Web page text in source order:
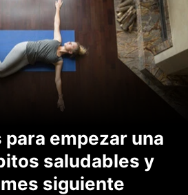
empezar una
saludables y
siguiente